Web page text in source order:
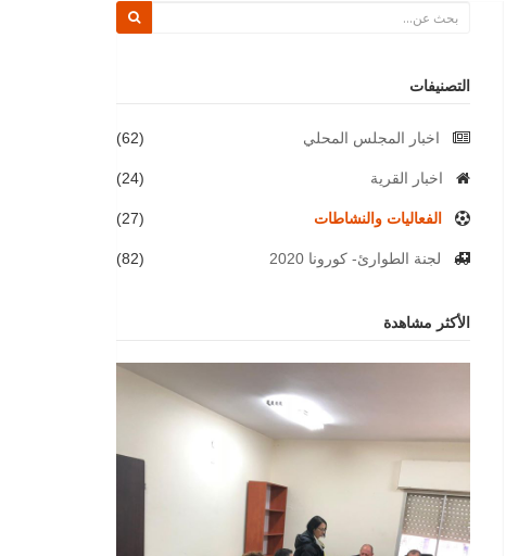
التصنيفات
اخبار المجلس المحلي (62)
اخبار القرية (24)
الفعاليات والنشاطات (27)
لجنة الطوارئ- كورونا 2020 (82)
الأكثر مشاهدة